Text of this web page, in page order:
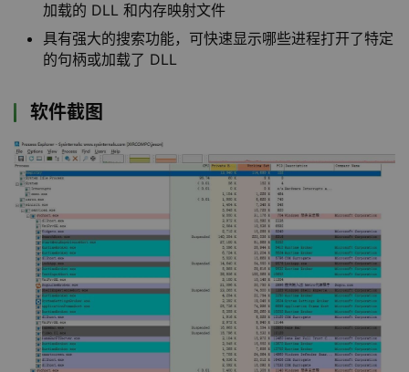
加载的 DLL 和内存映射文件
具有强大的搜索功能，可快速显示哪些进程打开了特定
的句柄或加载了 DLL
软件截图